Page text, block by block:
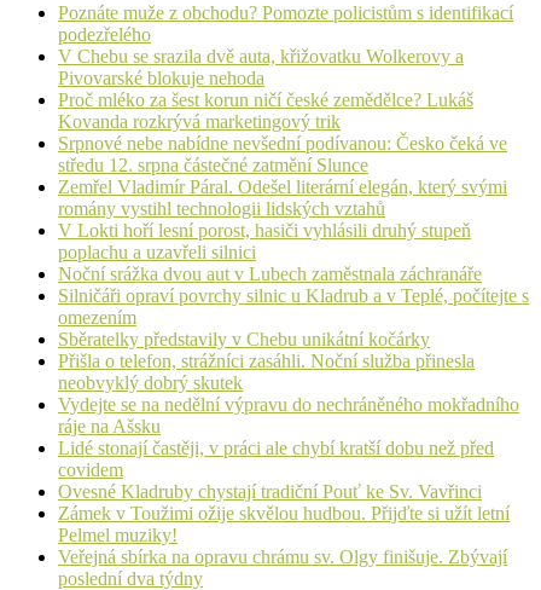
Poznáte muže z obchodu? Pomozte policistům s identifikací
podezřelého
V Chebu se srazila dvě auta, křižovatku Wolkerovy a
Pivovarské blokuje nehoda
Proč mléko za šest korun ničí české zemědělce? Lukáš
Kovanda rozkrývá marketingový trik
Srpnové nebe nabídne nevšední podívanou: Česko čeká ve
středu 12. srpna částečné zatmění Slunce
Zemřel Vladimír Páral. Odešel literární elegán, který svými
romány vystihl technologii lidských vztahů
V Lokti hoří lesní porost, hasiči vyhlásili druhý stupeň
poplachu a uzavřeli silnici
Noční srážka dvou aut v Lubech zaměstnala záchranáře
Silničáři opraví povrchy silnic u Kladrub a v Teplé, počítejte s
omezením
Sběratelky představily v Chebu unikátní kočárky
Přišla o telefon, strážníci zasáhli. Noční služba přinesla
neobvyklý dobrý skutek
Vydejte se na nedělní výpravu do nechráněného mokřadního
ráje na Ašsku
Lidé stonají častěji, v práci ale chybí kratší dobu než před
covidem
Ovesné Kladruby chystají tradiční Pouť ke Sv. Vavřinci
Zámek v Toužimi ožije skvělou hudbou. Přijďte si užít letní
Pelmel muziky!
Veřejná sbírka na opravu chrámu sv. Olgy finišuje. Zbývají
poslední dva týdny